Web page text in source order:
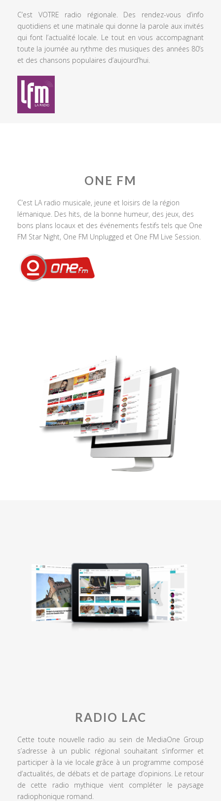
C’est VOTRE radio régionale. Des rendez-vous d’info
quotidiens et une matinale qui donne la parole aux invités
qui font l’actualité locale. Le tout en vous accompagnant
toute la journée au rythme des musiques des années 80’s
et des chansons populaires d’aujourd’hui.
ONE FM
C’est LA radio musicale, jeune et loisirs de la région
lémanique. Des hits, de la bonne humeur, des jeux, des
bons plans locaux et des événements festifs tels que One
FM Star Night, One FM Unplugged et One FM Live Session.
RADIO LAC
Cette toute nouvelle radio au sein de MediaOne Group
s’adresse à un public régional souhaitant s’informer et
participer à la vie locale grâce à un programme composé
d’actualités, de débats et de partage d’opinions. Le retour
de cette radio mythique vient compléter le paysage
radiophonique romand.